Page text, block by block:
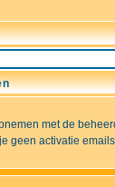
met de
geen activatie